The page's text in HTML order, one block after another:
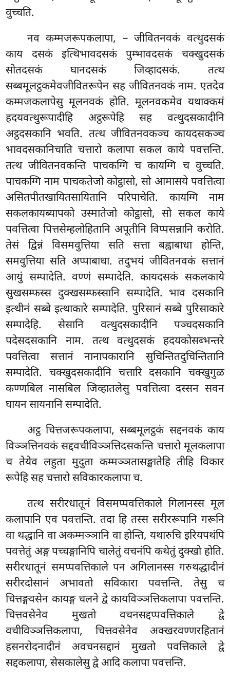
वुच्चति.
नव कम्मजरूपकलापा, – जीवितनवकं वत्थुदसकं
काय दसकं इत्थिभावदसकं पुम्भावदसकं चक्खुदसकं
सोतदसकं घानदसकं जिव्हादसकं. तत्थ
सब्बमूलट्ठकमेवजीवितरूपेन सह जीवितनवकं नाम. एतदेव
कम्मजकलापेसु मूलनवकं होति. मूलनवकमेव यथाक्कमं
हदयवत्थुरूपादीहि अट्ठरूपेहि सह वत्थुदसकादीनि
अट्ठदसकानि भवति. तत्थ जीवितनवकञ्च कायदसकञ्च
भावदसकानिचाति चत्तारो कलापा सकल काये पवत्तन्ति.
तत्थ जीवितनवकन्ति पाचकग्गि च कायग्गि च वुच्चति.
पाचकग्गि नाम पाचकतेजो कोट्ठासो, सो आमासये पवत्तित्वा
असितपीतखायितसायितानि परिपाचेति. कायग्गि नाम
सकलकायब्यापको उस्मातेजो कोट्ठासो, सो सकल काये
पवत्तित्वा पित्तसेम्हलोहितानि अपूतीनि विप्पसन्नानि करोति.
तेसं द्विन्नं विसमवुत्तिया सति सत्ता बह्वाबाधा होन्ति,
समवुत्तिया सति अप्पाबाधा. तदुभयं जीवितनवकं सत्तानं
आयुं सम्पादेति. वण्णं सम्पादेति. कायदसकं सकलकाये
सुखसम्फस्स दुक्खसम्फस्सानि सम्पादेति. भाव दसकानि
इत्थीनं सब्बे इत्थाकारे सम्पादेति. पुरिसानं सब्बे पुरिसाकारे
सम्पादेहि. सेसानि वत्थुदसकादीनि पञ्चदसकानि
पदेसदसकानि नाम. तत्थ वत्थुदसकं हदयकोसब्भन्तरे
पवत्तित्वा सत्तानं नानापकारानि सुचिन्तितदुचिन्तितानि
सम्पादेति. चक्खुदसकादीनि चत्तारि दसकानि चक्खुगुळ
कण्णबिल नासबिल जिव्हातलेसु पवत्तित्वा दस्सन सवन
घायन सायनानि सम्पादेति.
अट्ठ चित्तजरूपकलापा, सब्बमूलट्ठकं सद्दनवकं काय
विञ्ञत्तिनवकं सद्दवचीविञ्ञत्तिदसकन्ति चत्तारो मूलकलापा
च तेयेव लहुता मुदुता कम्मञ्ञतासङ्खातेहि तीहि विकार
रूपेहि सह चत्तारो सविकारकलापा च.
तत्थ सरीरधातूनं विसमप्पवत्तिकाले गिलानस्स मूल
कलापानि एव पवत्तन्ति. तदा हि तस्स सरीररूपानि गरूनि
वा थद्धानि वा अकम्मञ्ञानि वा होन्ति, यथारुचि इरियपथंपि
पवत्तेतुं अङ्ग पच्चङ्गानिपि चालेतुं वचनंपि कथेतुं दुक्खो होति.
सरीरधातूनं समप्पवत्तिकाले पन अगिलानस्स गरुथद्धादीनं
सरीरदोसानं अभावतो सविकारा पवत्तन्ति. तेसु च
चित्तङ्गवसेन कायङ्ग चलने द्वे कायविञ्ञत्तिकलापा पवत्तन्ति.
चित्तवसेनेव मुखतो वचनसद्दप्पवत्तिकाले द्वे
वचीविञ्ञत्तिकलापा, चित्तवसेनेव अक्खरवण्णरहितानं
हसनरोदनादीनं अवचनसद्दानं मुखतो पवत्तिकाले द्वे
सद्दकलापा, सेसकालेसु द्वे आदि कलापा पवत्तन्ति.